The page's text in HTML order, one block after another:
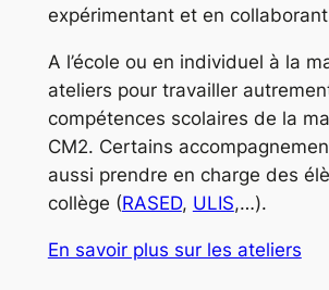
expérimentant et en
A l’école ou en individuel à la
ateliers pour travailler
compétences scolaires de la
CM2. Certains
aussi prendre en charge des
collège (RASED, ULIS,…).
En savoir plus sur les ateliers